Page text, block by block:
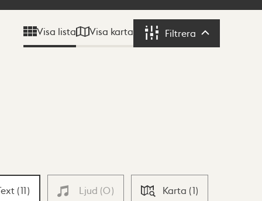
Visa lista Visa karta Filtrera Filtrera
(11) Ljud (0) Karta (1)